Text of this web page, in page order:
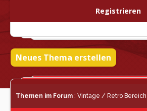
Registrieren
Neues Thema erstellen
Themen im Forum : Vintage / Retro Bereich